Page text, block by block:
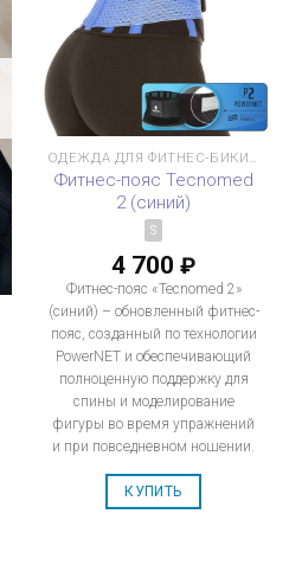
ОДЕЖДА ДЛЯ ФИТНЕС-БИКИНИ
Фитнес-пояс Tecnomed
2 (синий)
S
4 700 ₽
Фитнес-пояс «Tecnomed 2»
(синий) – обновленный фитнес-
пояс, созданный по технологии
PowerNET и обеспечивающий
полноценную поддержку для
спины и моделирование
фигуры во время упражнений
и при повседневном ношении.
КУПИТЬ